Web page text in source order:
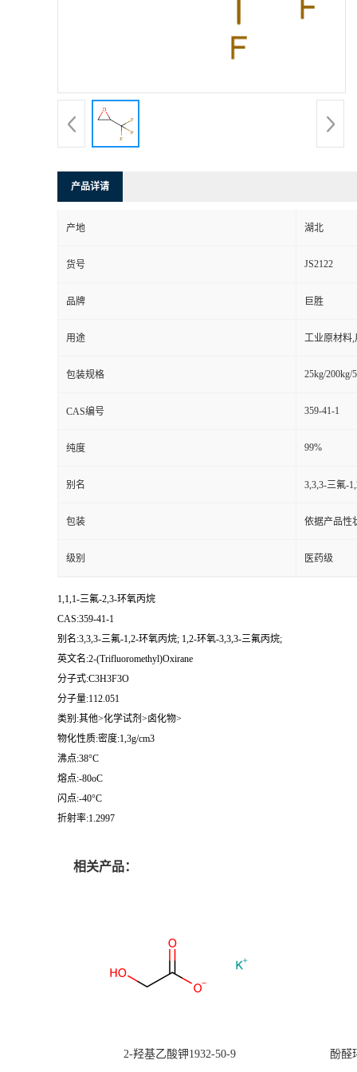
产品详请
产地 湖北
货号 JS2122
品牌 巨胜
用途 工业原材料
包装规格 25kg/200kg/
CAS编号 359-41-1
纯度 99%
别名 3,3,3-三氟-
包装 依据产品性
级别 医药级
1,1,1-三氟-2,3-环氧丙烷
CAS:359-41-1
别名:3,3,3-三氟-1,2-环氧丙烷; 1,2-环氧-3,3,3-三氟丙烷;
英文名:2-(Trifluoromethyl)Oxirane
分子式:C3H3F3O
分子量:112.051
类别:其他>化学试剂>卤化物>
物化性质:密度:1,3g/cm3
沸点:38°C
熔点:-80oC
闪点:-40°C
折射率:1.2997
相关产品：
2-羟基乙酸钾1932-50-9 酚醛